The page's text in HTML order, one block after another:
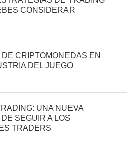
CONSIDERAR
DE CRIPTOMONEDAS EN
DEL JUEGO
UNA NUEVA
SEGUIR A LOS
TRADERS